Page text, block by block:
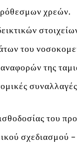
χρεών.
του
της
του
σχεδιασμού